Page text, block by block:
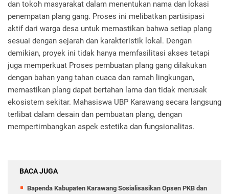
dan tokoh masyarakat dalam menentukan nama dan lokasi
penempatan plang gang. Proses ini melibatkan partisipasi
aktif dari warga desa untuk memastikan bahwa setiap plang
sesuai dengan sejarah dan karakteristik lokal. Dengan
demikian, proyek ini tidak hanya memfasilitasi akses tetapi
juga memperkuat Proses pembuatan plang gang dilakukan
dengan bahan yang tahan cuaca dan ramah lingkungan,
memastikan plang dapat bertahan lama dan tidak merusak
ekosistem sekitar. Mahasiswa UBP Karawang secara langsung
terlibat dalam desain dan pembuatan plang, dengan
mempertimbangkan aspek estetika dan fungsionalitas.
BACA JUGA
Bapenda Kabupaten Karawang Sosialisasikan Opsen PKB dan